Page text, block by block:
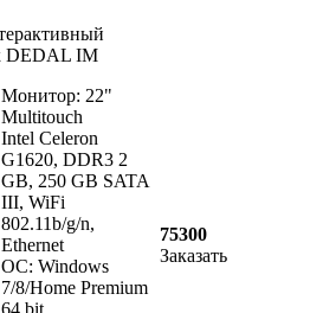
Монитор: 22"
Multitouch
Intel Celeron
G1620, DDR3 2
GB, 250 GB SATA
III, WiFi
802.11b/g/n,
Ethernet
ОС: Windows
7/8/Home Premium
64 bit
75300
Заказать